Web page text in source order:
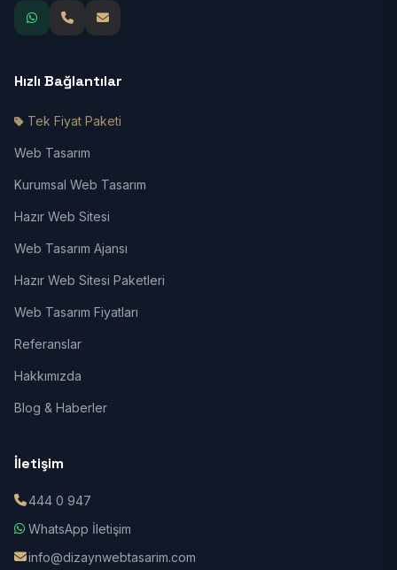
Hızlı Bağlantılar
Tek Fiyat Paketi
Web Tasarım
Kurumsal Web Tasarım
Hazır Web Sitesi
Web Tasarım Ajansı
Hazır Web Sitesi Paketleri
Web Tasarım Fiyatları
Referanslar
Hakkımızda
Blog & Haberler
İletişim
444 0 947
WhatsApp İletişim
info@dizaynwebtasarim.com